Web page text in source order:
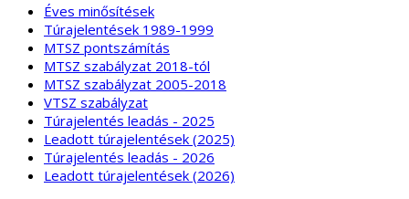
Éves minősítések
Túrajelentések 1989-1999
MTSZ pontszámítás
MTSZ szabályzat 2018-tól
MTSZ szabályzat 2005-2018
VTSZ szabályzat
Túrajelentés leadás - 2025
Leadott túrajelentések (2025)
Túrajelentés leadás - 2026
Leadott túrajelentések (2026)